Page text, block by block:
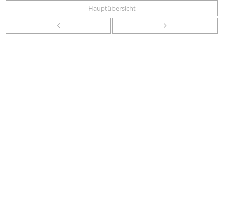
Hauptübersicht